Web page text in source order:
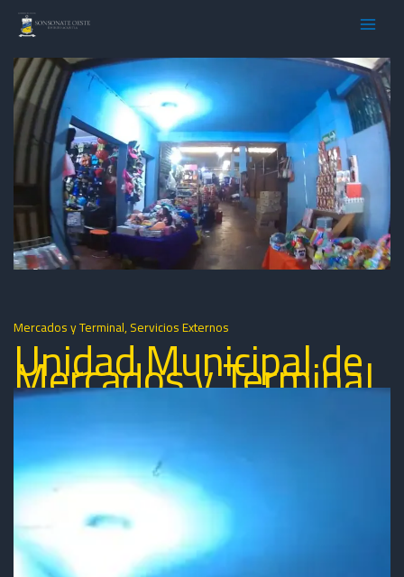
contenido
Mercados y Terminal,Servicios Externos
Unidad Municipal de
Mercados y Terminal